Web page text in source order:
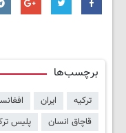
برچسب‌ها
ترکیه ایران
قاچاق انسان
پلیس